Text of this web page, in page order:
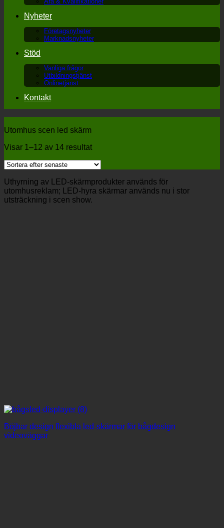
Nyheter
Företagsnyheter
Marknadsnyheter
Stöd
Vanliga frågor
Utbildningstjänst
Onlinetjänst
Kontakt
Utomhus scen led skärm
Visar 1–12 av 14 resultat
Uthyrning av LED-skärmprodukter används för
utomhusreklam; LED-hyra skärmar används nu i stor
utsträckning i scen show.
Böjbar design flexibla led-skärmar för bågdesign
videoväggar